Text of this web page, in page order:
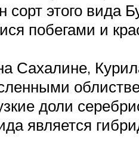
этого вида
побегами и
Сахалине,
доли
является